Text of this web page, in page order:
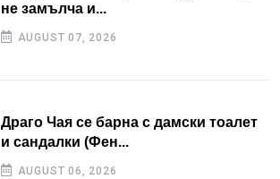
не замълча и...
AUGUST 07, 2026
Драго Чая се барна с дамски тоалет
и сандалки (Фен...
AUGUST 06, 2026